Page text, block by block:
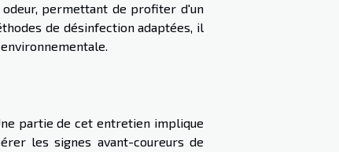
odeur, permettant de profiter d'un
de désinfection adaptées, il
partie de cet entretien implique
les signes avant-coureurs de